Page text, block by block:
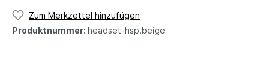
Zum Merkzettel hinzufügen
Produktnummer: headset-hsp.beige